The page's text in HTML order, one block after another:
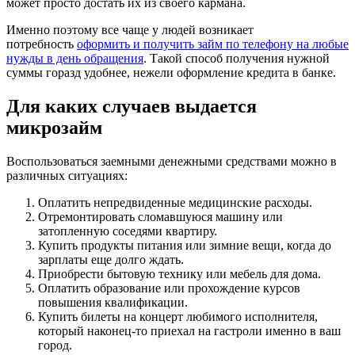
может просто достать их из своего кармана.
Именно поэтому все чаще у людей возникает
потребность оформить и получить займ по телефону на любые
нужды в день обращения. Такой способ получения нужной
суммы горазд удобнее, нежели оформление кредита в банке.
Для каких случаев выдается
микрозайм
Воспользоваться заемными денежными средствами можно в
различных ситуациях:
Оплатить непредвиденные медицинские расходы.
Отремонтировать сломавшуюся машину или
затопленную соседями квартиру.
Купить продукты питания или зимние вещи, когда до
зарплаты еще долго ждать.
Приобрести бытовую технику или мебель для дома.
Оплатить образование или прохождение курсов
повышения квалификации.
Купить билеты на концерт любимого исполнителя,
который наконец-то приехал на гастроли именно в ваш
город.